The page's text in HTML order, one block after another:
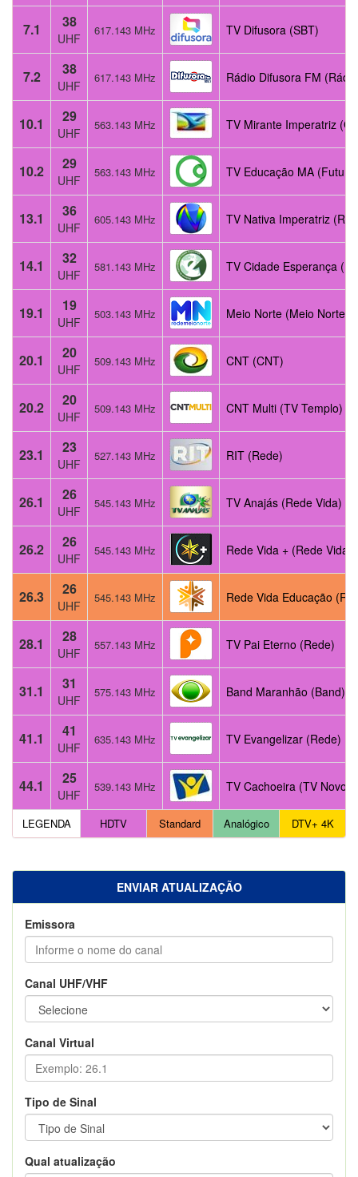
7.1 38
UHF
617.143 MHz TV Difusora (SBT)
7.2 38
UHF
617.143 MHz Rádio Difusora FM
10.1 29
UHF
563.143 MHz TV Mirante Imperatriz
10.2 29
UHF
563.143 MHz TV Educação MA (Futura)
13.1 36
UHF
605.143 MHz TV Nativa Imperatriz
14.1 32
UHF
581.143 MHz TV Cidade Esperança
19.1 19
UHF
503.143 MHz Meio Norte (Meio Norte)
20.1 20
UHF
509.143 MHz CNT (CNT)
20.2 20
UHF
509.143 MHz CNT Multi (TV Templo)
23.1 23
UHF
527.143 MHz RIT (Rede)
26.1 26
UHF
545.143 MHz TV Anajás (Rede Vida)
26.2 26
UHF
545.143 MHz Rede Vida + (Rede Vida)
26.3 26
UHF
545.143 MHz Rede Vida Educação
28.1 28
UHF
557.143 MHz TV Pai Eterno (Rede)
31.1 31
UHF
575.143 MHz Band Maranhão (Band)
41.1 41
UHF
635.143 MHz TV Evangelizar (Rede)
44.1 25
UHF
539.143 MHz TV Cachoeira (TV Novo
LEGENDA HDTV Standard Analógico DTV+ 4K
ENVIAR ATUALIZAÇÃO
Emissora
Canal UHF/VHF
Canal Virtual
Tipo de Sinal
Qual atualização